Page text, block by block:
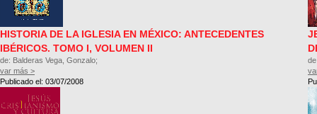
HISTORIA DE LA IGLESIA EN MÉXICO: ANTECEDENTES
IBÉRICOS. TOMO I, VOLUMEN II
de: Balderas Vega, Gonzalo;
var más >
Publicado el: 03/07/2008